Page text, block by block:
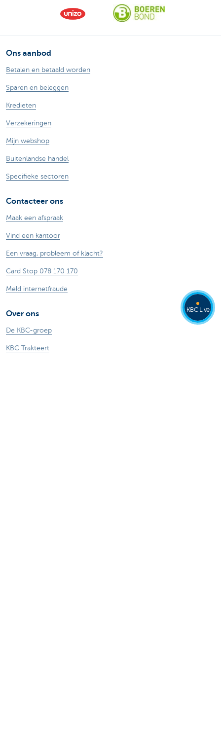
Ons aanbod
Betalen en betaald worden
Sparen en beleggen
Kredieten
Verzekeringen
Mijn webshop
Buitenlandse handel
Specifieke sectoren
Contacteer ons
Maak een afspraak
Vind een kantoor
Een vraag, probleem of klacht?
Card Stop 078 170 170
Meld internetfraude
Over ons
De KBC-groep
KBC Trakteert
KBC Live